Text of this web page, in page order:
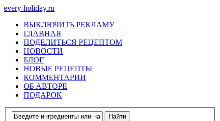
every-holiday.ru
ВЫКЛЮЧИТЬ РЕКЛАМУ
ГЛАВНАЯ
ПОДЕЛИТЬСЯ РЕЦЕПТОМ
НОВОСТИ
БЛОГ
НОВЫЕ РЕЦЕПТЫ
КОММЕНТАРИИ
ОБ АВТОРЕ
ПОДАРОК